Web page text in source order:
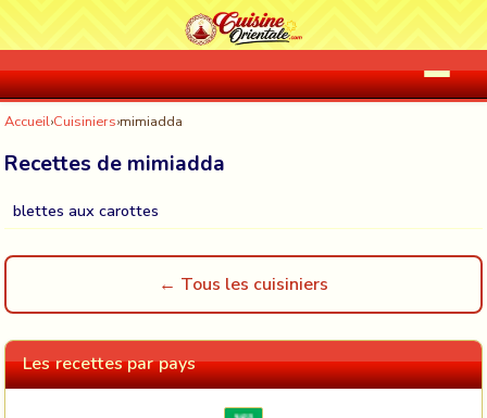
Accueil›Cuisiniers›mimiadda
Recettes de mimiadda
blettes aux carottes
← Tous les cuisiniers
Les recettes par pays